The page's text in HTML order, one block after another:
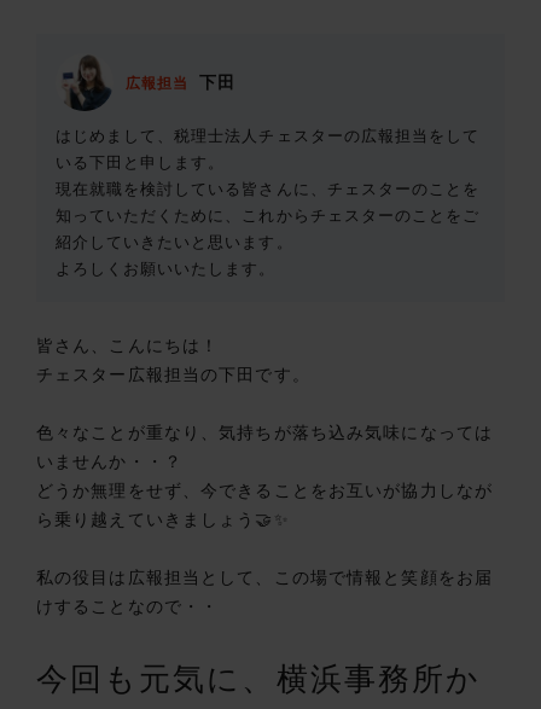
広報担当 下田
はじめまして、税理士法人チェスターの広報担当をして
いる下田と申します。
現在就職を検討している皆さんに、チェスターのことを
知っていただくために、これからチェスターのことをご
紹介していきたいと思います。
よろしくお願いいたします。
皆さん、こんにちは！
チェスター広報担当の下田です。
色々なことが重なり、気持ちが落ち込み気味になっては
いませんか・・？
どうか無理をせず、今できることをお互いが協力しなが
ら乗り越えていきましょう🤝✨
私の役目は広報担当として、この場で情報と笑顔をお届
けすることなので・・
今回も元気に、横浜事務所か